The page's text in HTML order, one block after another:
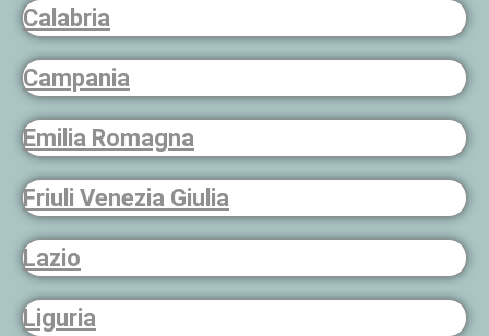
Calabria
Campania
Emilia Romagna
Friuli Venezia Giulia
Lazio
Liguria